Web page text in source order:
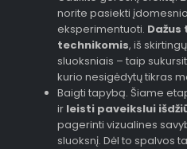
norite pasiekti
eksperimentuoti.
technikomis, iš
sluoksniais – taip
kurio nesigėdytų tikras
Baigti tapybą. Šiame
ir leisti paveikslui
pagerinti vizualines
sluoksnį. Dėl to spalvos